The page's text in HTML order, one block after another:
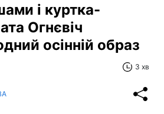
і куртка-
Огнєвіч
осінній образ
3 хв